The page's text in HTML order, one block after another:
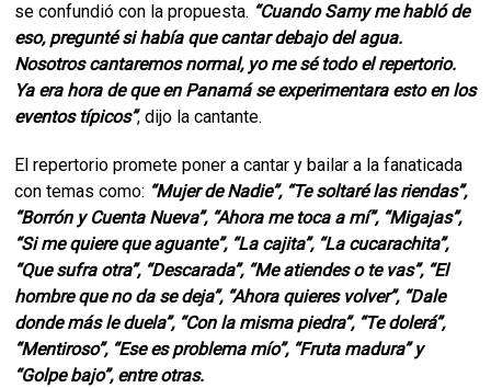
se confundió con la propuesta. “Cuando Samy me habló de
eso, pregunté si había que cantar debajo del agua.
Nosotros cantaremos normal, yo me sé todo el repertorio.
Ya era hora de que en Panamá se experimentara esto en los
eventos típicos”, dijo la cantante.
El repertorio promete poner a cantar y bailar a la fanaticada
con temas como: “Mujer de Nadie”, “Te soltaré las riendas”,
“Borrón y Cuenta Nueva”, “Ahora me toca a mí”, “Migajas”,
“Si me quiere que aguante”, “La cajita”, “La cucarachita”,
“Que sufra otra”, “Descarada”, “Me atiendes o te vas”, “El
hombre que no da se deja”, “Ahora quieres volver”, “Dale
donde más le duela”, “Con la misma piedra”, “Te dolerá”,
“Mentiroso”, “Ese es problema mío”, “Fruta madura” y
“Golpe bajo”, entre otras.